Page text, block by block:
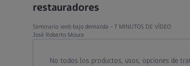
restauradores
Seminario web bajo demanda - 7 MINUTOS DE VÍDEO
José Roberto Moura
Call contact at
Call contact on mobile at
Send contact a mail to
No todos los productos, usos, opciones de